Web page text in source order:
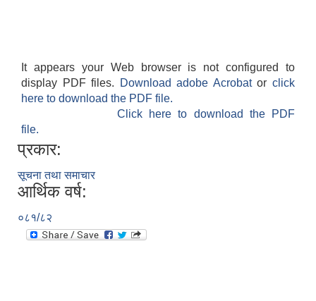
It appears your Web browser is not configured to
display PDF files.
Download adobe Acrobatorclick
here to download the PDF file.
Click here to download the PDF
file.
प्रकार:
सूचना तथा समाचार
आर्थिक वर्ष:
०८१/८२